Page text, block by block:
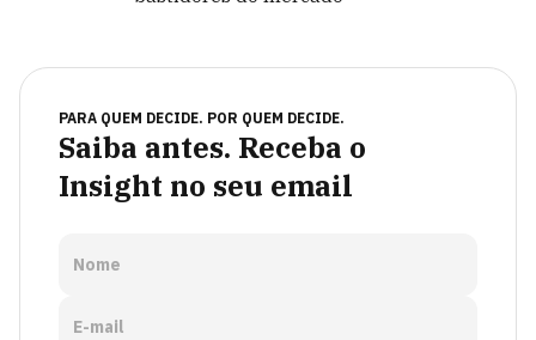
PARA QUEM DECIDE. POR QUEM DECIDE.
Saiba antes. Receba o
Insight no seu email
Nome
E-mail